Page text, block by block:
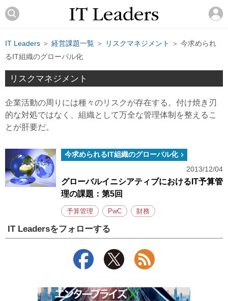
IT Leaders ＞ 経営課題一覧 ＞ リスクマネジメント
＞ 今求められ
るIT組織のグローバル化
リスクマネジメント
企業活動の周りには種々のリスクが存在する。付け焼き刃
的な対処ではなく、組織として万全な管理体制を整えるこ
とが肝要だ。
今求められるIT組織のグローバル化
2013/12/04
グローバルイニシアティブにおけるIT予算管
理の課題：第5回
予算管理 PwC 財務
IT Leadersをフォローする